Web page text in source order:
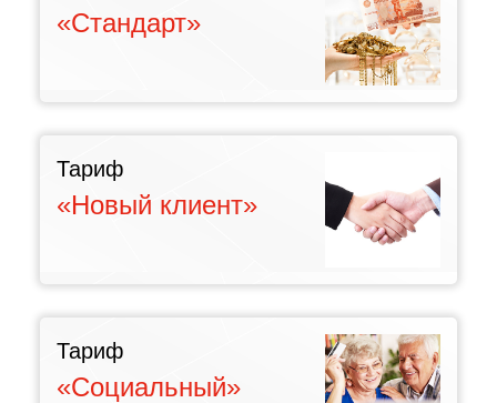
«Стандарт»
Тариф
«Новый клиент»
Тариф
«Социальный»